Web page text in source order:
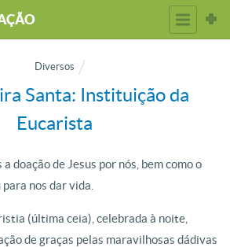
Diversos
Santa: Instituição da
Eucarista
doação de Jesus por nós, bem como o
nos dar vida.
(última ceia), celebrada à noite,
de graças pelas maravilhosas dádivas